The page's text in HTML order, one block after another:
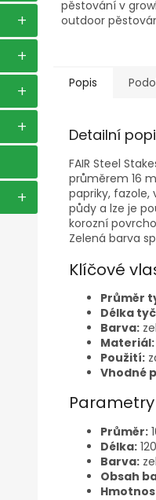
pěstování v
outdoor
Popis
Detailní
FAIR Steel
průměrem 16
papriky, fazole,
půdy a lze je
korozní
Zelená barva
Klíčové
Průměr
Délka
Barva:
Materiál:
Použití:
Vhodné
Parametry
Průměr:
Délka:
Barva:
Obsah